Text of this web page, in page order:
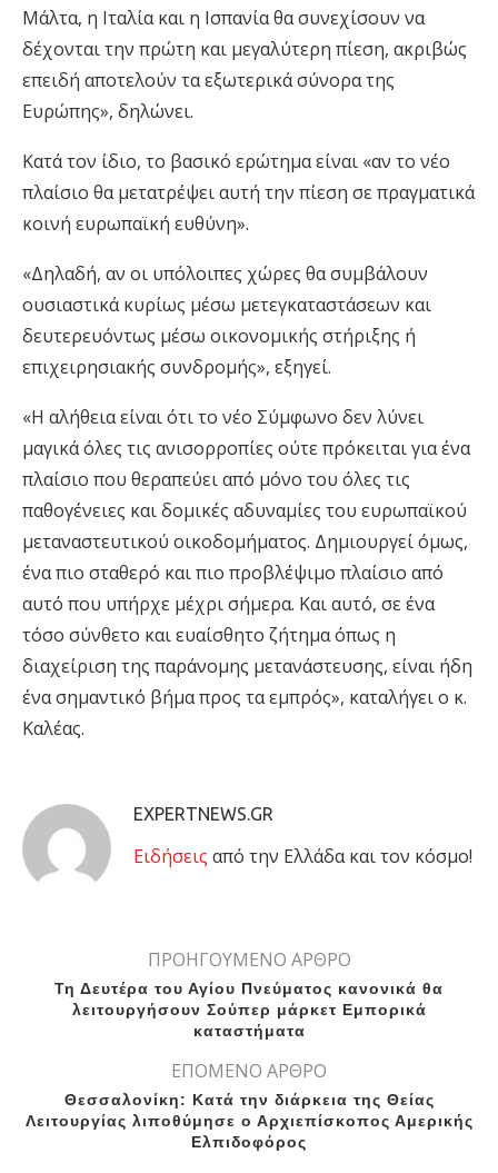
Μάλτα, η Ιταλία και η Ισπανία θα συνεχίσουν να
δέχονται την πρώτη και μεγαλύτερη πίεση, ακριβώς
επειδή αποτελούν τα εξωτερικά σύνορα της
Ευρώπης», δηλώνει.
Κατά τον ίδιο, το βασικό ερώτημα είναι «αν το νέο
πλαίσιο θα μετατρέψει αυτή την πίεση σε πραγματικά
κοινή ευρωπαϊκή ευθύνη».
«Δηλαδή, αν οι υπόλοιπες χώρες θα συμβάλουν
ουσιαστικά κυρίως μέσω μετεγκαταστάσεων και
δευτερευόντως μέσω οικονομικής στήριξης ή
επιχειρησιακής συνδρομής», εξηγεί.
«Η αλήθεια είναι ότι το νέο Σύμφωνο δεν λύνει
μαγικά όλες τις ανισορροπίες ούτε πρόκειται για ένα
πλαίσιο που θεραπεύει από μόνο του όλες τις
παθογένειες και δομικές αδυναμίες του ευρωπαϊκού
μεταναστευτικού οικοδομήματος. Δημιουργεί όμως,
ένα πιο σταθερό και πιο προβλέψιμο πλαίσιο από
αυτό που υπήρχε μέχρι σήμερα. Και αυτό, σε ένα
τόσο σύνθετο και ευαίσθητο ζήτημα όπως η
διαχείριση της παράνομης μετανάστευσης, είναι ήδη
ένα σημαντικό βήμα προς τα εμπρός», καταλήγει ο κ.
Καλέας.
EXPERTNEWS.GR
Eιδήσεις από την Ελλάδα και τον κόσμο!
ΠΡΟΗΓΟΥΜΕΝΟ ΑΡΘΡΟ
Τη Δευτέρα του Αγίου Πνεύματος κανονικά θα
λειτουργήσουν Σούπερ μάρκετ Εμπορικά
καταστήματα
ΕΠΟΜΕΝΟ ΑΡΘΡΟ
Θεσσαλονίκη: Κατά την διάρκεια της Θείας
Λειτουργίας λιποθύμησε ο Αρχιεπίσκοπος Αμερικής
Ελπιδοφόρος